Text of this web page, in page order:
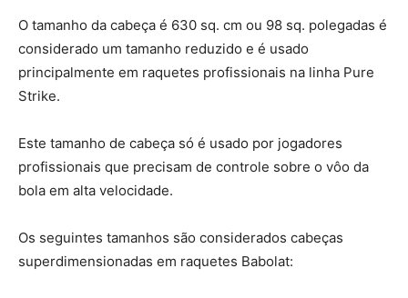
O tamanho da cabeça é 630 sq. cm ou 98 sq. polegadas é
considerado um tamanho reduzido e é usado
principalmente em raquetes profissionais na linha Pure
Strike.
Este tamanho de cabeça só é usado por jogadores
profissionais que precisam de controle sobre o vôo da
bola em alta velocidade.
Os seguintes tamanhos são considerados cabeças
superdimensionadas em raquetes Babolat: